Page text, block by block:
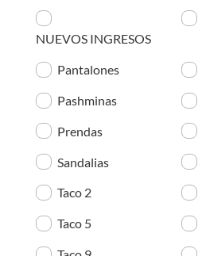
NUEVOS INGRESOS
Pantalones
Pashminas
Prendas
Sandalias
Taco 2
Taco 5